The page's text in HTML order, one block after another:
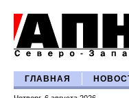
ГЛАВНАЯ